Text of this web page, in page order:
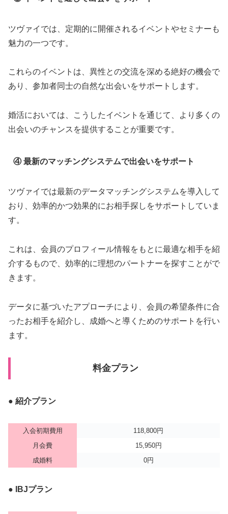
ツヴァイでは、定期的に開催されるイベントやセミナーも
魅力の一つです。
これらのイベントは、異性との交流を深める絶好の機会で
あり、参加者同士の自然な出会いをサポートします。
婚活においては、こうしたイベントを通じて、より多くの
出会いのチャンスを提供することが重要です。
④ 最新のマッチングシステムで出会いをサポート
ツヴァイでは最新のデータマッチングシステムを導入して
おり、効率的かつ効果的にお相手探しをサポートしていま
す。
これは、会員のプロフィール情報をもとに最適な相手を紹
介するもので、効率的に理想のパートナーを探すことがで
きます。
データに基づいたアプローチにより、会員の希望条件に合
ったお相手を紹介し、成婚へと導くためのサポートを行い
ます。
料金プラン
● 紹介プラン
入会初期費用
118,800円
月会費
15,950円
成婚料
0円
● IBJプラン